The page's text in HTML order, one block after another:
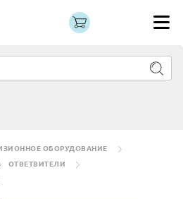
ОБОРУДОВАНИЕ
ОТВЕТВИТЕЛИ